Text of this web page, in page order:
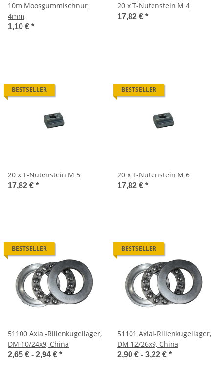
10m Moosgummischnur
4mm
1,10 € *
20 x T-Nutenstein M 4
17,82 € *
BESTSELLER
20 x T-Nutenstein M 5
17,82 € *
BESTSELLER
20 x T-Nutenstein M 6
17,82 € *
BESTSELLER
51100 Axial-Rillenkugellager,
DM 10/24x9, China
2,65 € - 2,94 € *
BESTSELLER
51101 Axial-Rillenkugellager,
DM 12/26x9, China
2,90 € - 3,22 € *